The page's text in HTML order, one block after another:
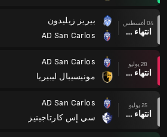
04 أغسطس
انتهاء وقت المباراة
بيريز زيليدون
AD San Carlos
28 يوليو
انتهاء وقت المباراة
AD San Carlos
مونيسيبال ليبيريا
25 يوليو
انتهاء وقت المباراة
AD San Carlos
سي إس كارتاجينيز